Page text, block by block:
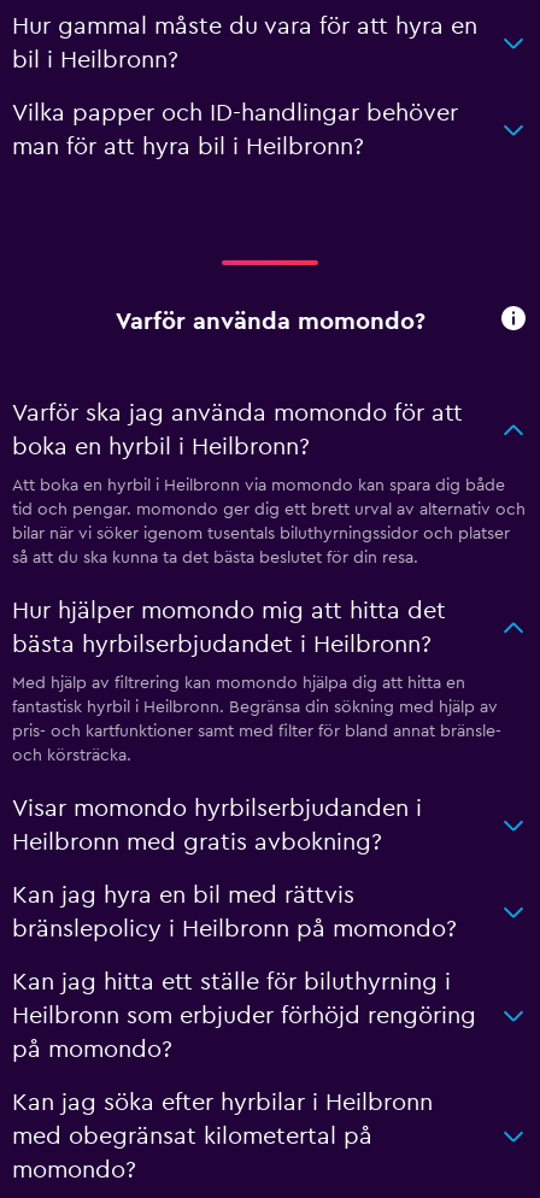
Hur gammal måste du vara för att hyra en
bil i Heilbronn?
Vilka papper och ID-handlingar behöver
man för att hyra bil i Heilbronn?
Varför använda momondo?
Varför ska jag använda momondo för att
boka en hyrbil i Heilbronn?
Att boka en hyrbil i Heilbronn via momondo kan spara dig både
tid och pengar. momondo ger dig ett brett urval av alternativ och
bilar när vi söker igenom tusentals biluthyrningssidor och platser
så att du ska kunna ta det bästa beslutet för din resa.
Hur hjälper momondo mig att hitta det
bästa hyrbilserbjudandet i Heilbronn?
Med hjälp av filtrering kan momondo hjälpa dig att hitta en
fantastisk hyrbil i Heilbronn. Begränsa din sökning med hjälp av
pris- och kartfunktioner samt med filter för bland annat bränsle-
och körsträcka.
Visar momondo hyrbilserbjudanden i
Heilbronn med gratis avbokning?
Kan jag hyra en bil med rättvis
bränslepolicy i Heilbronn på momondo?
Kan jag hitta ett ställe för biluthyrning i
Heilbronn som erbjuder förhöjd rengöring
på momondo?
Kan jag söka efter hyrbilar i Heilbronn
med obegränsat kilometertal på
momondo?